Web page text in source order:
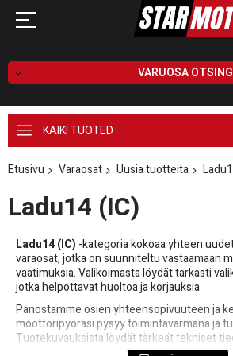
VARUOSA OTSING
KAIKI TUOTED
Etusivu Varaosat Uusia tuotteita
Ladu14 (IC)
Ladu14 (IC) -kategoria kokoaa yhteen
varaosat, jotka on suunniteltu vastaamaan
vaatimuksia. Valikoimasta löydät tarkasti
jotka helpottavat huoltoa ja korjauksia.
Panostamme osien yhteensopivuuteen ja
moottoripyöräsi pysyy toimintavarmana ja
Tuotekuvauksista löydät tärkeät tekniset
soveltuvuustiedot, jotta voit tehdä